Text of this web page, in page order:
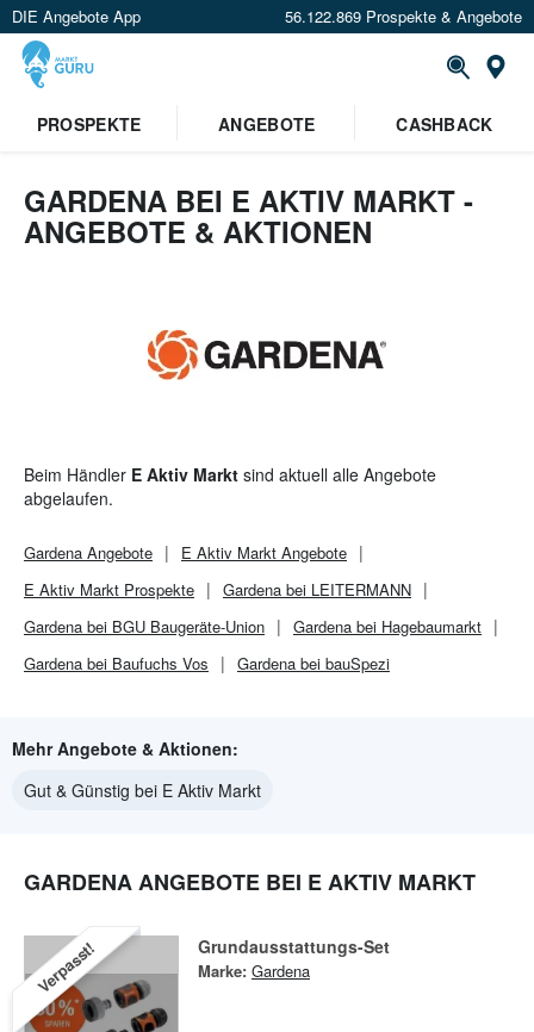
DIE Angebote App 56.122.869 Prospekte & Angebote
Standort festlegen
PROSPEKTE ANGEBOTE CASHBACK
GARDENA BEI E AKTIV MARKT -
ANGEBOTE & AKTIONEN
Beim Händler E Aktiv Markt sind aktuell alle Angebote
abgelaufen.
Gardena Angebote E Aktiv Markt Angebote
E Aktiv Markt Prospekte
Gardena bei LEITERMANN
Gardena bei BGU Baugeräte-Union
Gardena bei Hagebaumarkt
Gardena bei Baufuchs Vos
Gardena bei bauSpezi
Mehr Angebote & Aktionen:
Gut & Günstig bei E Aktiv Markt
GARDENA ANGEBOTE BEI E AKTIV MARKT
Verpasst! Grundausstattungs-Set
Marke: Gardena